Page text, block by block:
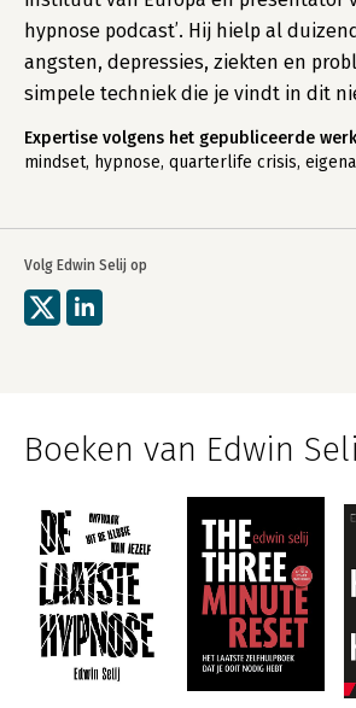
Volg Edwin Selij op
hypnose podcast’. Hij hielp al
angsten, depressies, ziekten en
simpele techniek die je vindt in dit
Expertise volgens het gepubliceerde
mindset, hypnose, quarterlife crisis,
Boeken van Edwin